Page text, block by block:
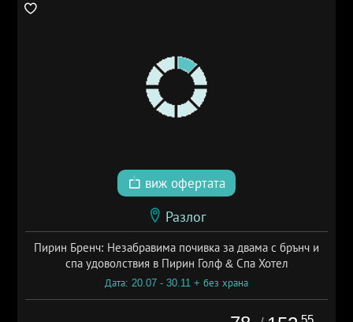
виж офертата
Разлог
Пирин Бренч: Незабравима почивка за двама с брънч и
спа удоволствия в Пирин Голф & Спа Хотел
Дата: 20.07 - 30.11 + без храна
.55